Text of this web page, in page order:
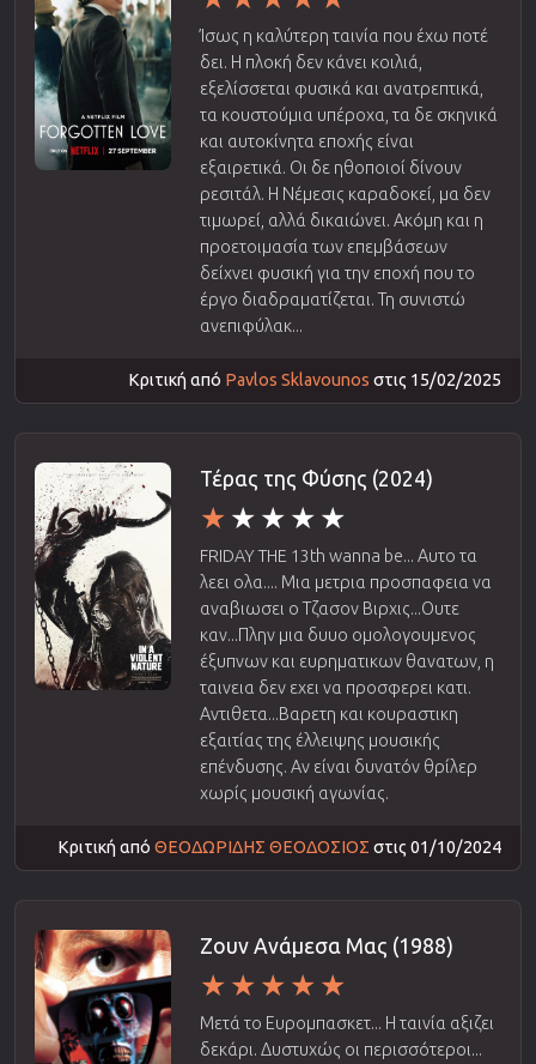
Ίσως η καλύτερη ταινία που έχω ποτέ
δει. Η πλοκή δεν κάνει κοιλιά,
εξελίσσεται φυσικά και ανατρεπτικά,
τα κουστούμια υπέροχα, τα δε σκηνικά
και αυτοκίνητα εποχής είναι
εξαιρετικά. Οι δε ηθοποιοί δίνουν
ρεσιτάλ. Η Νέμεσις καραδοκεί, μα δεν
τιμωρεί, αλλά δικαιώνει. Ακόμη και η
προετοιμασία των επεμβάσεων
δείχνει φυσική για την εποχή που το
έργο διαδραματίζεται. Τη συνιστώ
ανεπιφύλακ...
Κριτική από Pavlos Sklavounos στις 15/02/2025
Τέρας της Φύσης (2024)
FRIDAY THE 13th wanna be... Αυτο τα
λεει ολα.... Μια μετρια προσπαφεια να
αναβιωσει ο Τζασον Βιρχις...Ουτε
καν...Πλην μια δυυο ομολογουμενος
έξυπνων και ευρηματικων θανατων, η
ταινεια δεν εχει να προσφερει κατι.
Αντιθετα...Βαρετη και κουραστικη
εξαιτίας της έλλειψης μουσικής
επένδυσης. Αν είναι δυνατόν θρίλερ
χωρίς μουσική αγωνίας.
Κριτική από ΘΕΟΔΩΡΙΔΗΣ ΘΕΟΔΟΣΙΟΣ στις 01/10/2024
Ζουν Ανάμεσα Μας (1988)
Μετά το Ευρομπασκετ... Η ταινία αξιζει
δεκάρι. Δυστυχώς οι περισσότεροι...